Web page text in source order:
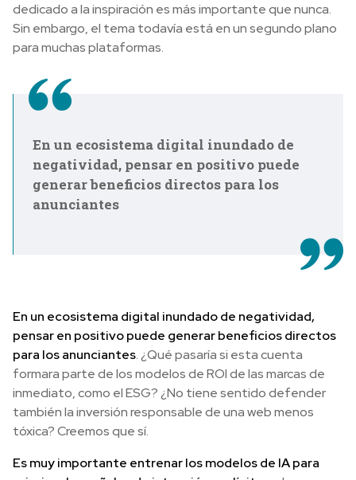
dedicado a la inspiración es más importante que nunca.
Sin embargo, el tema todavía está en un segundo plano
para muchas plataformas.
En un ecosistema digital inundado de
negatividad, pensar en positivo puede
generar beneficios directos para los
anunciantes
En un ecosistema digital inundado de negatividad,
pensar en positivo puede generar beneficios directos
para los anunciantes. ¿Qué pasaría si esta cuenta
formara parte de los modelos de ROI de las marcas de
inmediato, como el ESG? ¿No tiene sentido defender
también la inversión responsable de una web menos
tóxica? Creemos que sí.
Es muy importante entrenar los modelos de IA para